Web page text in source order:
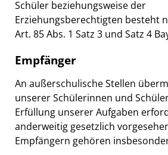
Schüler beziehungsweise der
Erziehungsberechtigten besteht
Art. 85 Abs. 1 Satz 3 und Satz 4
Empfänger
An außerschulische Stellen
unserer Schülerinnen und
Erfüllung unserer Aufgaben
anderweitig gesetzlich
Empfängern gehören